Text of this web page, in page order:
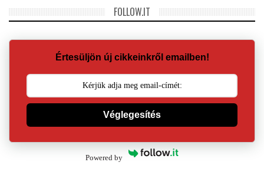
FOLLOW.IT
Értesüljön új cikkeinkről emailben!
Véglegesítés
Powered by